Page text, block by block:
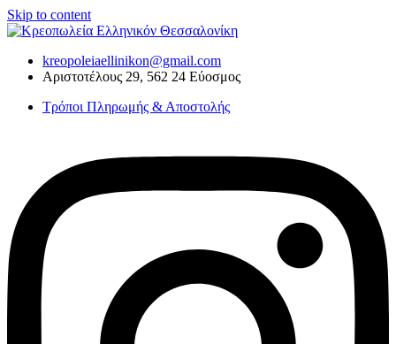
Skip to content
kreopoleiaellinikon@gmail.com
Αριστοτέλους 29, 562 24 Εύοσμος
Τρόποι Πληρωμής & Αποστολής